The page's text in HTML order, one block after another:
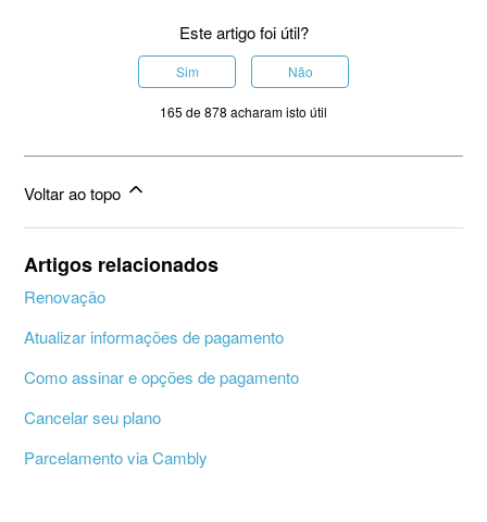
Este artigo foi útil?
Sim Não
165 de 878 acharam isto útil
Voltar ao topo
Artigos relacionados
Renovação
Atualizar informações de pagamento
Como assinar e opções de pagamento
Cancelar seu plano
Parcelamento via Cambly